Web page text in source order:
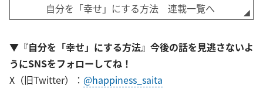
自分を「幸せ」にする方法 連載一覧へ
▼『自分を「幸せ」にする方法』今後の話を見逃さないよ
うにSNSをフォローしてね！
X（旧Twitter）： @happiness_saita